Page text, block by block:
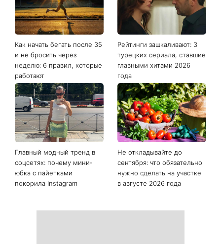
Последние новости